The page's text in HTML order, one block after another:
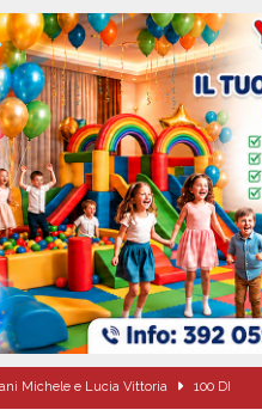
Michele e Lucia Vittoria 100 DI